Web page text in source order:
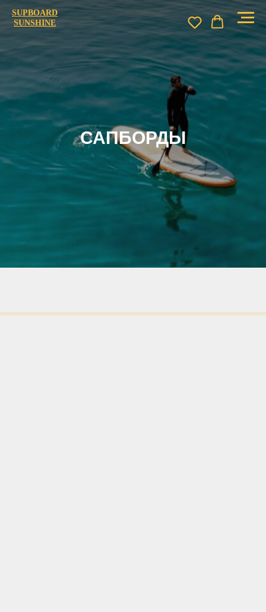
SUPBOARD
SUNSHINE
САПБОРДЫ